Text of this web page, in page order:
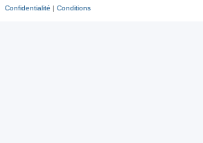
Confidentialité | Conditions